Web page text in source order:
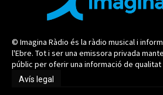
© Imagina Ràdio és la ràdio musical i
l'Ebre. Tot i ser una emissora privada
públic per oferir una informació de
Avís legal